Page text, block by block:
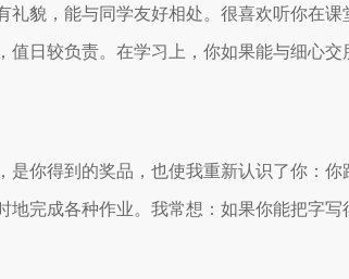
礼貌，能与同学友好相处。很喜欢听你在
值日较负责。在学习上，你如果能与细心交
是你得到的奖品，也使我重新认识了你：
地完成各种作业。我常想：如果你能把字写